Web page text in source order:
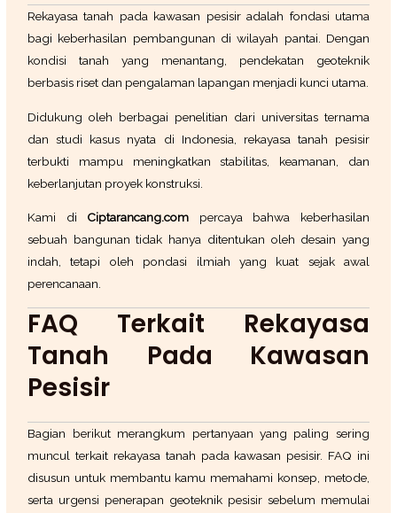
Rekayasa tanah pada kawasan pesisir adalah fondasi utama
bagi keberhasilan pembangunan di wilayah pantai. Dengan
kondisi tanah yang menantang, pendekatan geoteknik
berbasis riset dan pengalaman lapangan menjadi kunci utama.
Didukung oleh berbagai penelitian dari universitas ternama
dan studi kasus nyata di Indonesia, rekayasa tanah pesisir
terbukti mampu meningkatkan stabilitas, keamanan, dan
keberlanjutan proyek konstruksi.
Kami di Ciptarancang.com percaya bahwa keberhasilan
sebuah bangunan tidak hanya ditentukan oleh desain yang
indah, tetapi oleh pondasi ilmiah yang kuat sejak awal
perencanaan.
FAQ Terkait Rekayasa
Tanah Pada Kawasan
Pesisir
Bagian berikut merangkum pertanyaan yang paling sering
muncul terkait rekayasa tanah pada kawasan pesisir. FAQ ini
disusun untuk membantu kamu memahami konsep, metode,
serta urgensi penerapan geoteknik pesisir sebelum memulai